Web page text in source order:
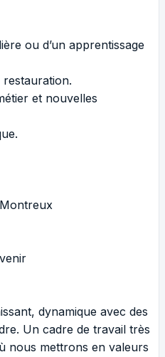
ou d’un apprentissage
et nouvelles
dynamique avec des
Un cadre de travail très
nous mettrons en valeurs